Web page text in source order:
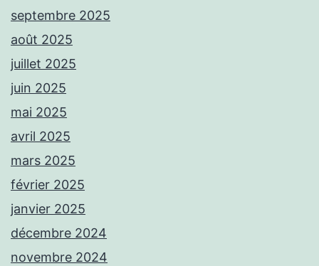
septembre 2025
août 2025
juillet 2025
juin 2025
mai 2025
avril 2025
mars 2025
février 2025
janvier 2025
décembre 2024
novembre 2024